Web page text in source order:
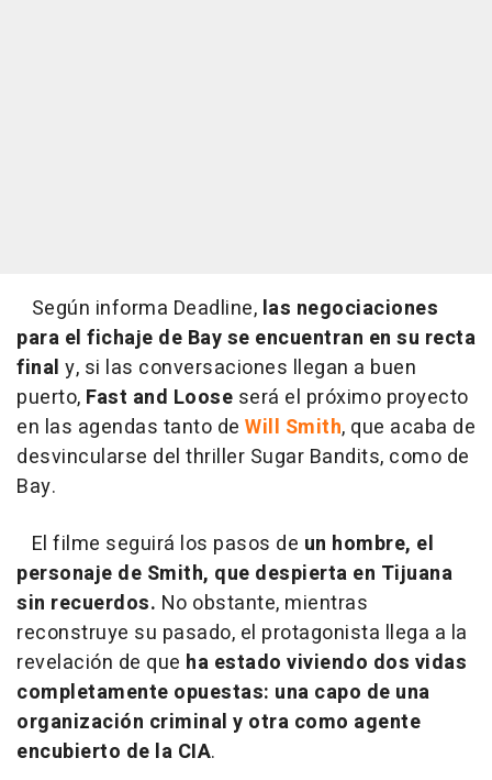
Según informa Deadline, las negociaciones
para el fichaje de Bay se encuentran en su recta
final y, si las conversaciones llegan a buen
puerto, Fast and Loose será el próximo proyecto
en las agendas tanto de Will Smith, que acaba de
desvincularse del thriller Sugar Bandits, como de
Bay.
El filme seguirá los pasos de un hombre, el
personaje de Smith, que despierta en Tijuana
sin recuerdos. No obstante, mientras
reconstruye su pasado, el protagonista llega a la
revelación de que ha estado viviendo dos vidas
completamente opuestas: una capo de una
organización criminal y otra como agente
encubierto de la CIA.